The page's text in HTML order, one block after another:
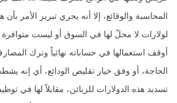
المحاسبة والوقائع، إلا أنه يجري تبرير الأمر
لولارات لا محلّ لها في السوق أو ليست
أوقف استعمالها في حساباته نهائياً وترك
الحاجة، أو وفق خيار تقليص الودائع، أي إنه
تسديد هذه الدولارات للزبائن، مقابلاً لها في